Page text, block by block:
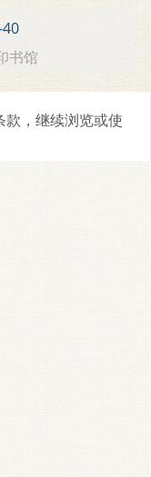
书馆
，继续浏览或使